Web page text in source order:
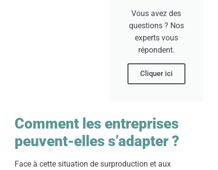
Vous avez des
questions ? Nos
experts vous
répondent.
Cliquer ici
Comment les entreprises
peuvent-elles s’adapter ?
Face à cette situation de surproduction et aux